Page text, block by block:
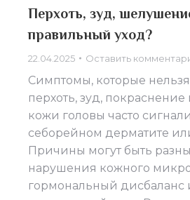
Перхоть, зуд,
правильный уход?
22.04.2025 Оставить
Симптомы, которые
перхоть, зуд,
кожи головы часто
себорейном дерматите
Причины могут быть
нарушения кожного
гормональный дисбаланс